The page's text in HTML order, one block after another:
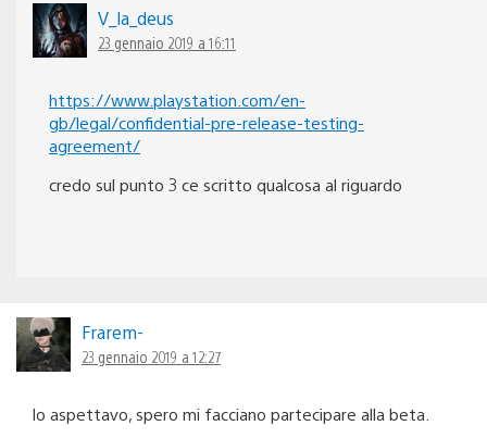
V_la_deus
23 gennaio 2019 a 16:11
https://www.playstation.com/en-
gb/legal/confidential-pre-release-testing-
agreement/
credo sul punto 3 ce scritto qualcosa al riguardo
Frarem-
23 gennaio 2019 a 12:27
lo aspettavo, spero mi facciano partecipare alla beta.